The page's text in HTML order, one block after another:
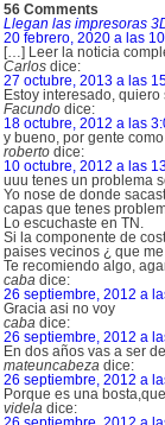
56 Comments
Llegan las impresoras
20 febrero, 2020 a las
[…] Leer la noticia
Carlos dice:
27 octubre, 2013 a las
Estoy interesado,
Facundo dice:
18 octubre, 2012 a las
y bueno, por gente
roberto dice:
10 octubre, 2012 a las
uuu tenes un problema
Yo nose de donde
capas que tenes
Lo escuchaste en TN.
Si la componente de
paises vecinos ¿ que
Te recomiendo algo,
caba dice:
26 septiembre, 2012 a
Gracia asi no voy
caba dice:
26 septiembre, 2012 a
En dos años vas a ser
mateuncabeza dice:
26 septiembre, 2012 a
Porque es una
videla dice: